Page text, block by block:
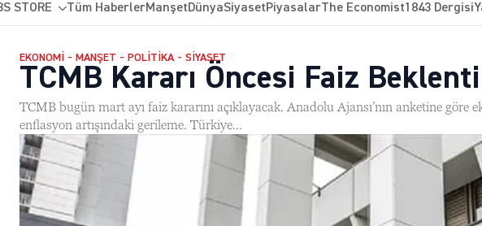
STORE Tüm HaberlerManşetDünyaSiyasetPiyasalarThe Economist1843 Dergisi
EKONOMI - MANŞET - POLITIKA - SIYASET
TCMB Kararı Öncesi Faiz
TCMB bugün mart ayı faiz kararını açıklayacak. Anadolu Ajansı’nın anketine
enflasyon artışındaki gerileme. Türkiye...